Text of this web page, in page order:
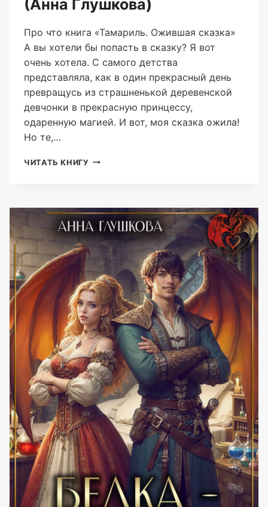
(Анна Глушкова)
Про что книга «Тамариль. Ожившая сказка»
А вы хотели бы попасть в сказку? Я вот
очень хотела. С самого детства
представляла, как в один прекрасный день
превращусь из страшненькой деревенской
девчонки в прекрасную принцессу,
одаренную магией. И вот, моя сказка ожила!
Но те,…
ЧИТАТЬ КНИГУ ТАМАРИЛЬ.
ГЛУШКОВА)